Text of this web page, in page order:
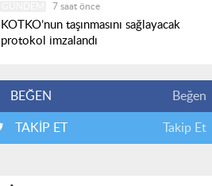
7 saat önce
KOTKO’nun taşınmasını sağlayacak
protokol imzalandı
BEĞEN Beğen
TAKİP ET Takip Et